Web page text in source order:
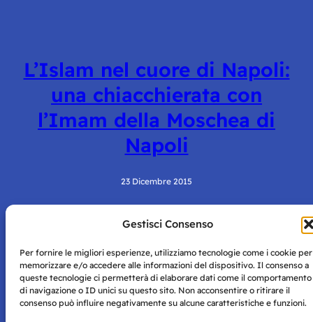
Gestisci Consenso
Per fornire le migliori esperienze, utilizziamo tecnologie come i cookie per
memorizzare e/o accedere alle informazioni del dispositivo. Il consenso a
queste tecnologie ci permetterà di elaborare dati come il comportamento
di navigazione o ID unici su questo sito. Non acconsentire o ritirare il
consenso può influire negativamente su alcune caratteristiche e funzioni.
L’Islam nel cuore di Napoli:
una chiacchierata con
l’Imam della Moschea di
Napoli
23 Dicembre 2015